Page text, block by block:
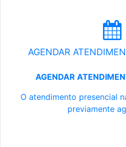
AGENDAR
AGENDAR
O atendimento presencial
previamente